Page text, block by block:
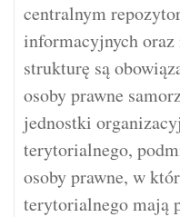
centralnym
informacyjnych oraz
strukturę są
osoby prawne
jednostki
terytorialnego,
osoby prawne, w
terytorialnego mają